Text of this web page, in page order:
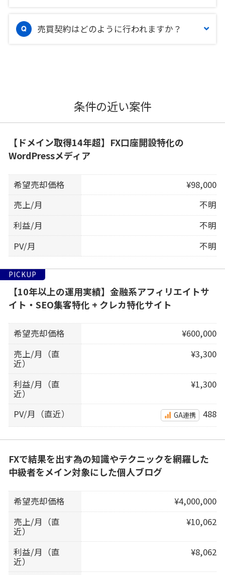
売買契約はどのように行われますか？
条件の近い案件
【ドメイン取得14年超】FX口座開設特化の
WordPressメディア
希望売却価格
¥98,000
売上/月
不明
利益/月
不明
PV/月
不明
PICKUP
【10年以上の運用実績】金融系アフィリエイトサ
イト・SEO集客特化 + クレカ特化サイト
希望売却価格
¥600,000
売上/月（直
近）
¥3,300
利益/月（直
近）
¥1,300
PV/月（直近） GA連携 488
FXで結果を出す為の知識やテクニックを網羅した
中級者をメイン対象にした個人ブログ
希望売却価格
¥4,000,000
売上/月（直
近）
¥10,062
利益/月（直
近）
¥8,062